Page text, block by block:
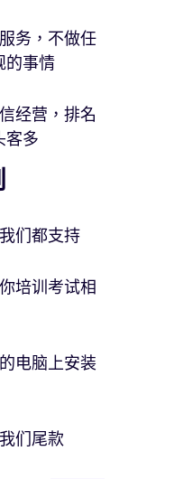
务，不做任
的事情
经营，排名
客多
们都支持
培训考试相
电脑上安装
们尾款